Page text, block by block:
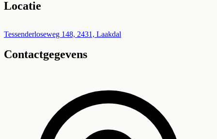
Locatie
+
−
Tessenderloseweg 148, 2431, Laakdal
Contactgegevens